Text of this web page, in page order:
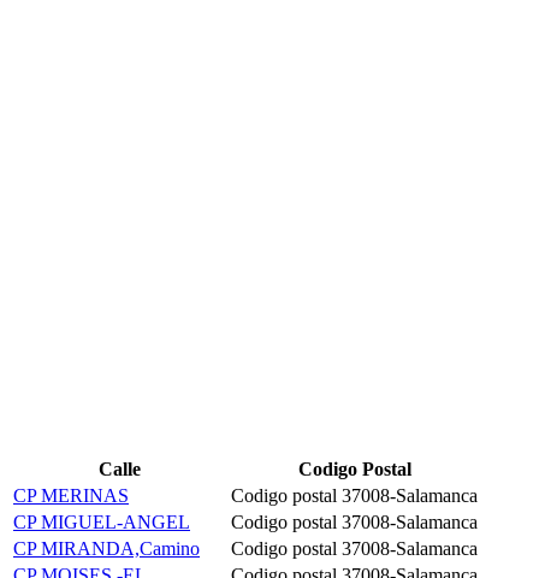
Calle
Codigo Postal
CP MERINAS
Codigo postal 37008-Salamanca
CP MIGUEL-ANGEL
Codigo postal 37008-Salamanca
CP MIRANDA,Camino
Codigo postal 37008-Salamanca